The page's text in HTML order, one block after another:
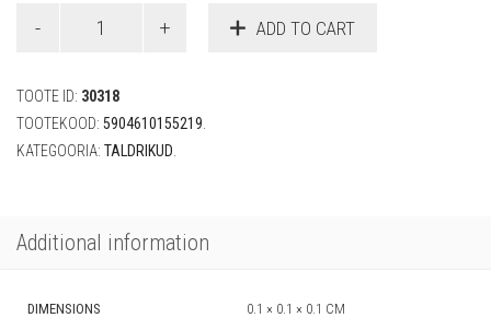
"Meadow"
23
cm)
quantity
ADD TO CART
TOOTE ID: 30318
TOOTEKOOD: 5904610155219
KATEGOORIA: TALDRIKUD
Additional information
DIMENSIONS 0.1 × 0.1 × 0.1 CM